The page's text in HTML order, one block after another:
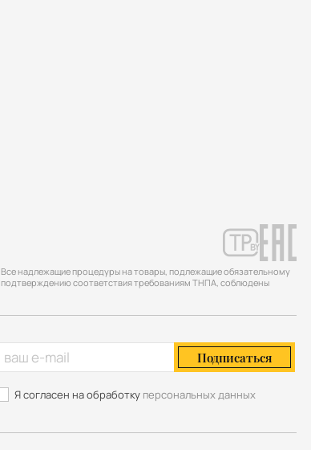
Все надлежащие процедуры на товары, подлежащие обязательному
подтверждению соответствия требованиям ТНПА, соблюдены
Подписаться
Я согласен на обработку персональных данных